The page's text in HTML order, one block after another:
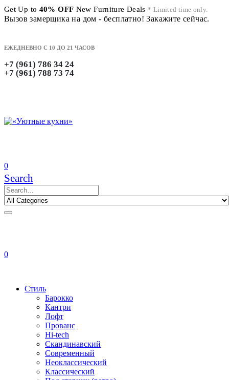
Get Up to 40% OFF New Furniture Deals * Limited time only.
Вызов замерщика на дом - бесплатно! Закажите сейчас.
ЕЖЕДНЕВНО С 10 ДО 21 ЧАСОВ
+7 (961) 786 34 24
+7 (961) 788 73 74
0
Search
0
Стиль
Барокко
Кантри
Лофт
Прованс
Hi-tech
Скандинавский
Современный
Неоклассический
Классический